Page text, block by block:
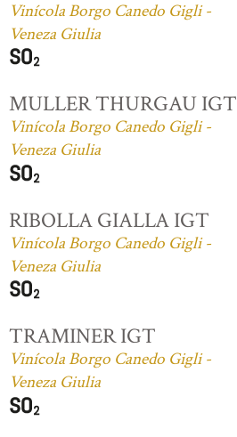
Vinícola Borgo Canedo Gigli -
Veneza Giulia
MULLER THURGAU IGT
Vinícola Borgo Canedo Gigli -
Veneza Giulia
RIBOLLA GIALLA IGT
Vinícola Borgo Canedo Gigli -
Veneza Giulia
TRAMINER IGT
Vinícola Borgo Canedo Gigli -
Veneza Giulia